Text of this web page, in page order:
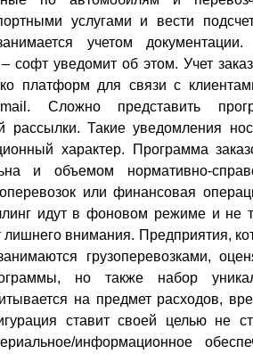
услугами и вести
учетом
софт уведомит об этом. Учет
платформ для связи с
Сложно представить
рассылки. Такие уведомления
характер. Программа
и объемом нормативно-
или финансовая
идут в фоновом режиме и не
внимания. Предприятия,
грузоперевозками,
но также набор
на предмет расходов,
ставит своей целью не
информационное